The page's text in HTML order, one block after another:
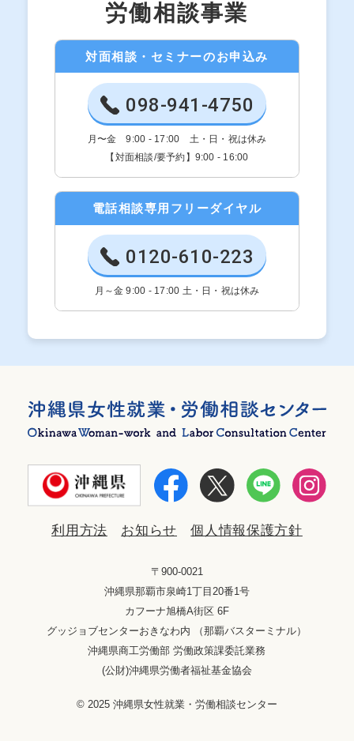
労働相談事業
対面相談・セミナーのお申込み
098-941-4750
月〜金 9:00 - 17:00 土・日・祝は休み
【対面相談/要予約】9:00 - 16:00
電話相談専用フリーダイヤル
0120-610-223
月～金 9:00 - 17:00 土・日・祝は休み
利用方法 お知らせ 個人情報保護方針
〒900-0021
沖縄県那覇市泉崎1丁目20番1号
カフーナ旭橋A街区 6F
グッジョブセンターおきなわ内 （那覇バスターミナル）
沖縄県商工労働部 労働政策課委託業務
(公財)沖縄県労働者福祉基金協会
© 2025 沖縄県女性就業・労働相談センター